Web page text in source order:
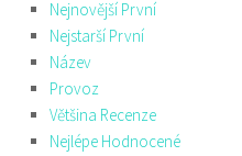
Nejnovější První
Nejstarší První
Název
Provoz
Většina Recenze
Nejlépe Hodnocené